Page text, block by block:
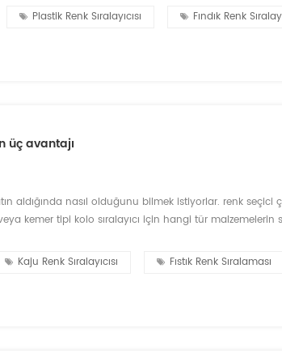
Plastik Renk Sıralayıcısı Fındık Renk
üç avantajı
aldığında nasıl olduğunu bilmek istiyorlar. renk seçici
kemer tipi kolo sıralayıcı için hangi tür malzemelerin
Kaju Renk Sıralayıcısı Fıstık Renk Sıralaması